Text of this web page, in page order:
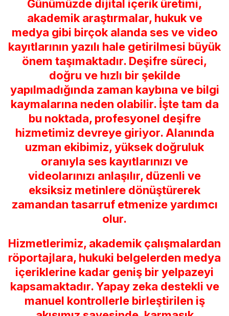
Günümüzde dijital içerik üretimi,
akademik araştırmalar, hukuk ve
medya gibi birçok alanda ses ve video
kayıtlarının yazılı hale getirilmesi büyük
önem taşımaktadır. Deşifre süreci,
doğru ve hızlı bir şekilde
yapılmadığında zaman kaybına ve bilgi
kaymalarına neden olabilir. İşte tam da
bu noktada, profesyonel deşifre
hizmetimiz devreye giriyor. Alanında
uzman ekibimiz, yüksek doğruluk
oranıyla ses kayıtlarınızı ve
videolarınızı anlaşılır, düzenli ve
eksiksiz metinlere dönüştürerek
zamandan tasarruf etmenize yardımcı
olur.
Hizmetlerimiz, akademik çalışmalardan
röportajlara, hukuki belgelerden medya
içeriklerine kadar geniş bir yelpazeyi
kapsamaktadır. Yapay zeka destekli ve
manuel kontrollerle birleştirilen iş